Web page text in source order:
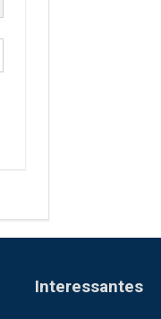
Interessantes